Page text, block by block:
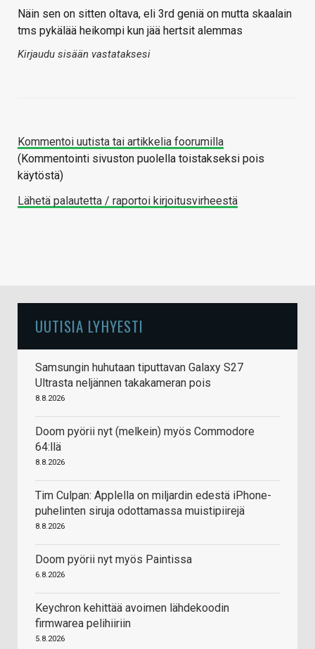
Näin sen on sitten oltava, eli 3rd geniä on mutta skaalain
tms pykälää heikompi kun jää hertsit alemmas
Kirjaudu sisään vastataksesi
Kommentoi uutista tai artikkelia foorumilla
(Kommentointi sivuston puolella toistakseksi pois
käytöstä)
Lähetä palautetta / raportoi kirjoitusvirheestä
UUTISIA LYHYESTI
Samsungin huhutaan tiputtavan Galaxy S27
Ultrasta neljännen takakameran pois
8.8.2026
Doom pyörii nyt (melkein) myös Commodore
64:llä
8.8.2026
Tim Culpan: Applella on miljardin edestä iPhone-
puhelinten siruja odottamassa muistipiirejä
8.8.2026
Doom pyörii nyt myös Paintissa
6.8.2026
Keychron kehittää avoimen lähdekoodin
firmwarea pelihiiriin
5.8.2026